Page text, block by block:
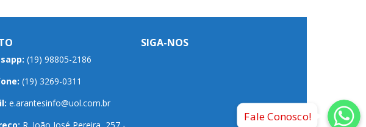
(19) 98805-2186
(19) 3269-0311
e.arantesinfo@uol.com.br
SIGA-NOS
Fale Conosco!